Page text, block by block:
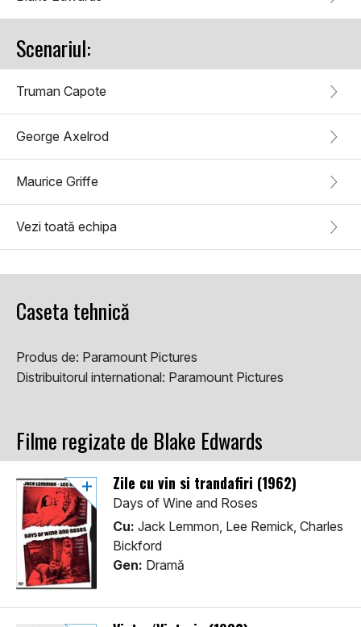
Scenariul:
Truman Capote
George Axelrod
Maurice Griffe
Vezi toată echipa
Caseta tehnică
Produs de: Paramount Pictures
Distribuitorul international: Paramount Pictures
Filme regizate de Blake Edwards
Zile cu vin si trandafiri (1962)
Days of Wine and Roses
Cu: Jack Lemmon, Lee Remick, Charles
Bickford
Gen: Dramă